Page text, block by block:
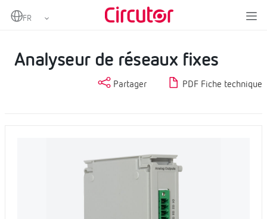
Home Mesure et contrôle
Analyseurs de réseaux fixes
Analyseur de réseaux fixes
Partager PDF Fiche technique